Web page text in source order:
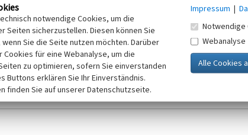
Ihre Angaben werden ausschließlich im Rahmen der KuLaDig-
Telemediengesetzes, des Datenschutzgesetzes NRW und der seit
Sie bitte unsere Hinweise zumDatenschutz
notwendige Cookies, um die
Seiten sicherzustellen. Diesen können Sie
Sie die Seite nutzen möchten. Darüber
Cookies für eine Webanalyse, um die
zu optimieren, sofern Sie einverstanden
Buttons erklären Sie Ihr Einverständnis.
finden Sie auf unserer Datenschutzseite.
Impressum |
Notwendige
Webanalyse